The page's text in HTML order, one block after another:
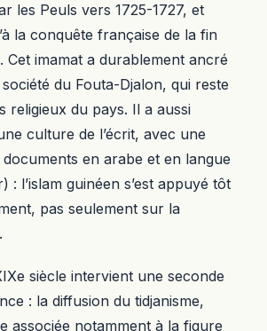
les Peuls vers 1725-1727, et
la conquête française de la fin
Cet imamat a durablement ancré
société du Fouta-Djalon, qui reste
religieux du pays. Il a aussi
culture de l’écrit, avec une
en arabe et en langue
: l’islam guinéen s’est appuyé tôt
pas seulement sur la
siècle intervient une seconde
: la diffusion du tidjanisme,
associée notamment à la figure